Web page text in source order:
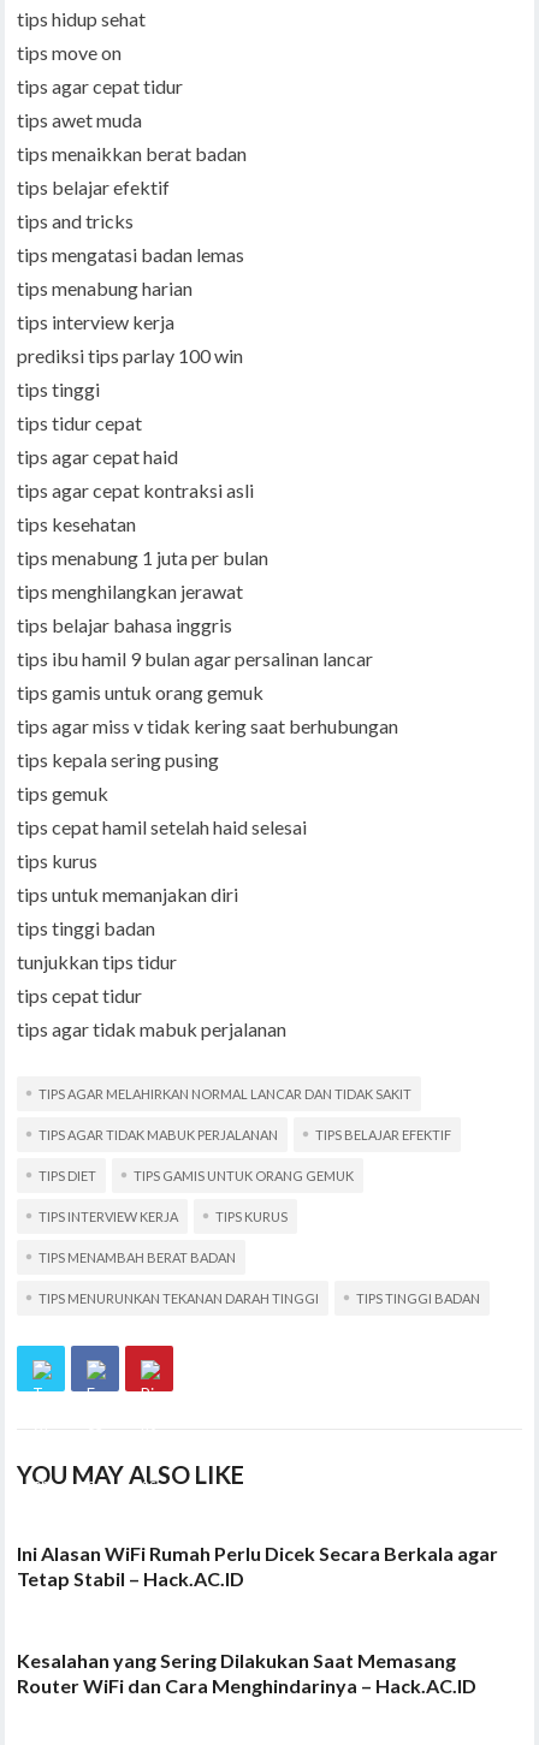
tips hidup sehat
tips move on
tips agar cepat tidur
tips awet muda
tips menaikkan berat badan
tips belajar efektif
tips and tricks
tips mengatasi badan lemas
tips menabung harian
tips interview kerja
prediksi tips parlay 100 win
tips tinggi
tips tidur cepat
tips agar cepat haid
tips agar cepat kontraksi asli
tips kesehatan
tips menabung 1 juta per bulan
tips menghilangkan jerawat
tips belajar bahasa inggris
tips ibu hamil 9 bulan agar persalinan lancar
tips gamis untuk orang gemuk
tips agar miss v tidak kering saat berhubungan
tips kepala sering pusing
tips gemuk
tips cepat hamil setelah haid selesai
tips kurus
tips untuk memanjakan diri
tips tinggi badan
tunjukkan tips tidur
tips cepat tidur
tips agar tidak mabuk perjalanan
TIPS AGAR MELAHIRKAN NORMAL LANCAR DAN TIDAK SAKIT
TIPS AGAR TIDAK MABUK PERJALANAN TIPS BELAJAR EFEKTIF
TIPS DIET TIPS GAMIS UNTUK ORANG GEMUK
TIPS INTERVIEW KERJA TIPS KURUS
TIPS MENAMBAH BERAT BADAN
TIPS MENURUNKAN TEKANAN DARAH TINGGI TIPS TINGGI BADAN
YOU MAY ALSO LIKE
Ini Alasan WiFi Rumah Perlu Dicek Secara Berkala agar
Tetap Stabil – Hack.AC.ID
Kesalahan yang Sering Dilakukan Saat Memasang
Router WiFi dan Cara Menghindarinya – Hack.AC.ID